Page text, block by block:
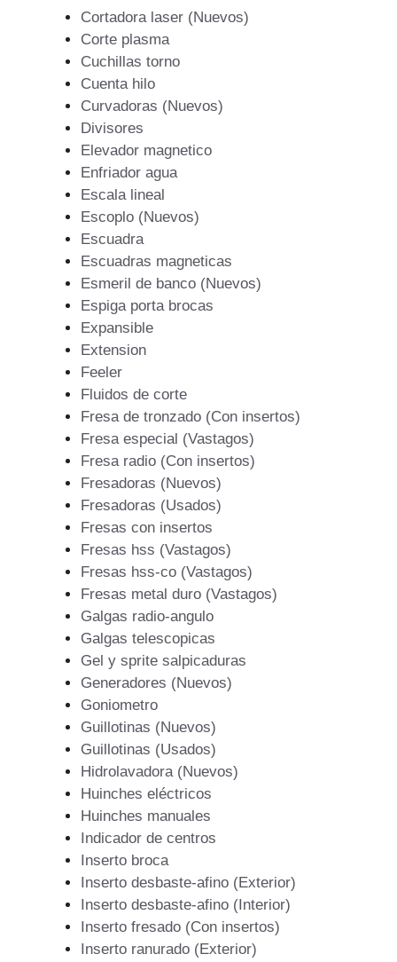
Cortadora laser (Nuevos)
Corte plasma
Cuchillas torno
Cuenta hilo
Curvadoras (Nuevos)
Divisores
Elevador magnetico
Enfriador agua
Escala lineal
Escoplo (Nuevos)
Escuadra
Escuadras magneticas
Esmeril de banco (Nuevos)
Espiga porta brocas
Expansible
Extension
Feeler
Fluidos de corte
Fresa de tronzado (Con insertos)
Fresa especial (Vastagos)
Fresa radio (Con insertos)
Fresadoras (Nuevos)
Fresadoras (Usados)
Fresas con insertos
Fresas hss (Vastagos)
Fresas hss-co (Vastagos)
Fresas metal duro (Vastagos)
Galgas radio-angulo
Galgas telescopicas
Gel y sprite salpicaduras
Generadores (Nuevos)
Goniometro
Guillotinas (Nuevos)
Guillotinas (Usados)
Hidrolavadora (Nuevos)
Huinches eléctricos
Huinches manuales
Indicador de centros
Inserto broca
Inserto desbaste-afino (Exterior)
Inserto desbaste-afino (Interior)
Inserto fresado (Con insertos)
Inserto ranurado (Exterior)